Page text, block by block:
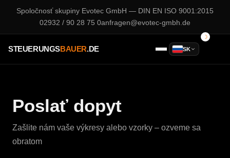
Spoločnosť skupiny Evotec GmbH — DIN EN ISO 9001:2015
02932 / 90 28 75 0anfragen@evotec-gmbh.de
STEUERUNGSBAUER.DE SK
Poslať dopyt
Zašlite nám vaše výkresy alebo vzorky – ozveme sa
obratom